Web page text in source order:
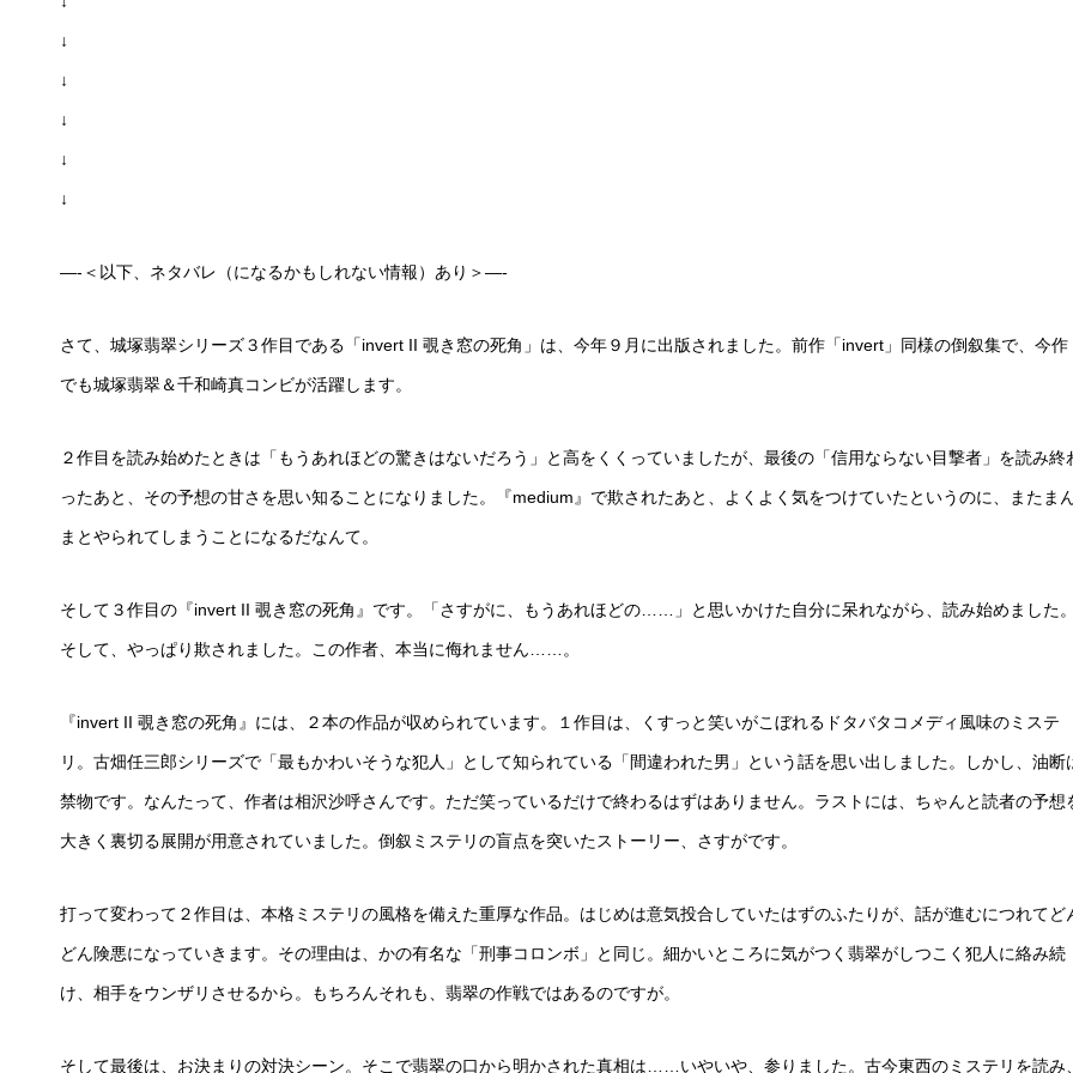
↓
↓
↓
↓
↓
—-＜以下、ネタバレ（になるかもしれない情報）あり＞—-
さて、城塚翡翠シリーズ３作目である「invert II 覗き窓の死角」は、今年９月に出版されました。前作「invert」同様の倒叙集で、今作
でも城塚翡翠＆千和崎真コンビが活躍します。
２作目を読み始めたときは「もうあれほどの驚きはないだろう」と高をくくっていましたが、最後の「信用ならない目撃者」を読み終
ったあと、その予想の甘さを思い知ることになりました。『medium』で欺されたあと、よくよく気をつけていたというのに、またま
まとやられてしまうことになるだなんて。
そして３作目の『invert II 覗き窓の死角』です。「さすがに、もうあれほどの……」と思いかけた自分に呆れながら、読み始めました
そして、やっぱり欺されました。この作者、本当に侮れません……。
『invert II 覗き窓の死角』には、２本の作品が収められています。１作目は、くすっと笑いがこぼれるドタバタコメディ風味のミステ
リ。古畑任三郎シリーズで「最もかわいそうな犯人」として知られている「間違われた男」という話を思い出しました。しかし、油断
禁物です。なんたって、作者は相沢沙呼さんです。ただ笑っているだけで終わるはずはありません。ラストには、ちゃんと読者の予想
大きく裏切る展開が用意されていました。倒叙ミステリの盲点を突いたストーリー、さすがです。
打って変わって２作目は、本格ミステリの風格を備えた重厚な作品。はじめは意気投合していたはずのふたりが、話が進むにつれてど
どん険悪になっていきます。その理由は、かの有名な「刑事コロンボ」と同じ。細かいところに気がつく翡翠がしつこく犯人に絡み続
け、相手をウンザリさせるから。もちろんそれも、翡翠の作戦ではあるのですが。
そして最後は、お決まりの対決シーン。そこで翡翠の口から明かされた真相は……いやいや、参りました。古今東西のミステリを読み